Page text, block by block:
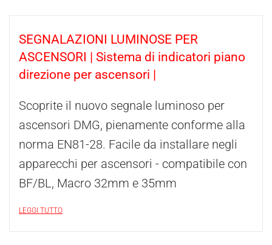
SEGNALAZIONI LUMINOSE PER
ASCENSORI | Sistema di indicatori piano
direzione per ascensori |
Scoprite il nuovo segnale luminoso per
ascensori DMG, pienamente conforme alla
norma EN81-28. Facile da installare negli
apparecchi per ascensori - compatibile con
BF/BL, Macro 32mm e 35mm
LEGGI TUTTO